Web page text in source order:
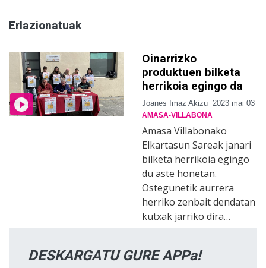
Erlazionatuak
Oinarrizko
produktuen bilketa
herrikoia egingo da
Joanes Imaz Akizu 2023 mai 03
AMASA-VILLABONA
Amasa Villabonako
Elkartasun Sareak janari
bilketa herrikoia egingo
du aste honetan.
Ostegunetik aurrera
herriko zenbait dendatan
kutxak jarriko dira…
DESKARGATU GURE APPa!